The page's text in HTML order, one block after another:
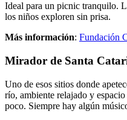
Ideal para un picnic tranquilo.
los niños exploren sin prisa.
Más información: Fundación
Mirador de Santa
Uno de esos sitios donde
río, ambiente relajado y
poco. Siempre hay algún